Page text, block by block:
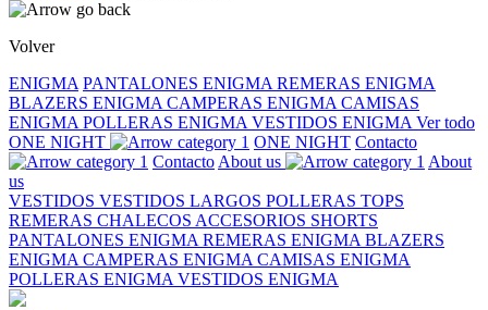
Volver
ENIGMA PANTALONES ENIGMA REMERAS ENIGMA
BLAZERS ENIGMA CAMPERAS ENIGMA CAMISAS
ENIGMA POLLERAS ENIGMA VESTIDOS ENIGMA Ver todo
ONE NIGHT
ONE NIGHT Contacto
Contacto About us
About
us
VESTIDOS VESTIDOS LARGOS POLLERAS TOPS
REMERAS CHALECOS ACCESORIOS SHORTS
PANTALONES ENIGMA REMERAS ENIGMA BLAZERS
ENIGMA CAMPERAS ENIGMA CAMISAS ENIGMA
POLLERAS ENIGMA VESTIDOS ENIGMA